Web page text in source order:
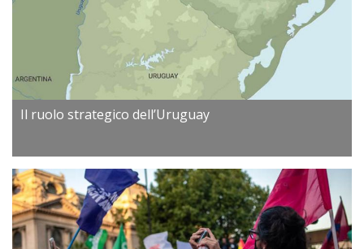
Il ruolo strategico dell’Uruguay